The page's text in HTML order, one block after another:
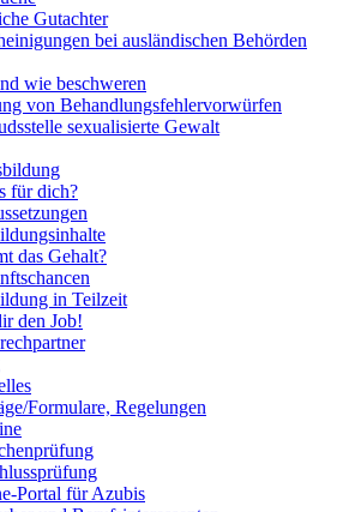
Gutachter
bei ausländischen Behörden
wie beschweren
von Behandlungsfehlervorwürfen
sexualisierte Gewalt
für dich?
das Gehalt?
in Teilzeit
den Job!
Formulare, Regelungen
Portal für Azubis